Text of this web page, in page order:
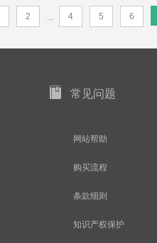
2 ... 4 5 6
常见问题
网站帮助
购买流程
条款细则
知识产权保护